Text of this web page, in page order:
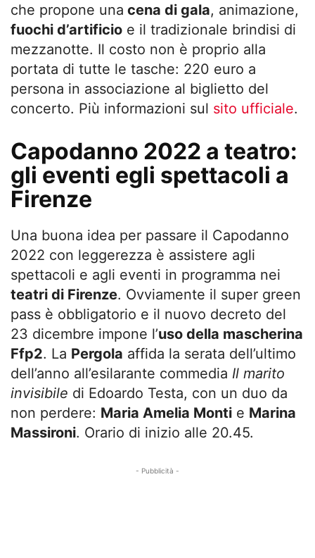
che propone una cena di gala, animazione,
fuochi d’artificio e il tradizionale brindisi di
mezzanotte. Il costo non è proprio alla
portata di tutte le tasche: 220 euro a
persona in associazione al biglietto del
concerto. Più informazioni sul sito ufficiale.
Capodanno 2022 a teatro:
gli eventi egli spettacoli a
Firenze
Una buona idea per passare il Capodanno
2022 con leggerezza è assistere agli
spettacoli e agli eventi in programma nei
teatri di Firenze. Ovviamente il super green
pass è obbligatorio e il nuovo decreto del
23 dicembre impone l’uso della mascherina
Ffp2. La Pergola affida la serata dell’ultimo
dell’anno all’esilarante commedia Il marito
invisibile di Edoardo Testa, con un duo da
non perdere: Maria Amelia Monti e Marina
Massironi. Orario di inizio alle 20.45.
- Pubblicità -